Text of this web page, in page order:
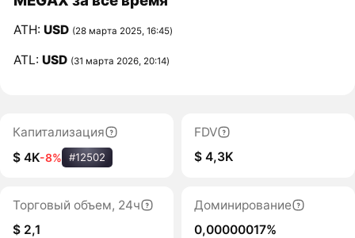
ATH:USD (28 марта 2025, 16:45)
ATL:USD (31 марта 2026, 20:14)
Капитализация
$ 4K-8% #12502
FDV
$ 4,3K
Торговый объем, 24ч
$ 2,1
Доминирование
0,00000017%